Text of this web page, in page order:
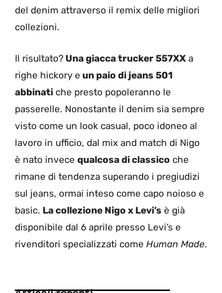
del denim attraverso il remix delle migliori
collezioni.
Il risultato? Una giacca trucker 557XX a
righe hickory e un paio di jeans 501
abbinati che presto popoleranno le
passerelle. Nonostante il denim sia sempre
visto come un look casual, poco idoneo al
lavoro in ufficio, dal mix and match di Nigo
è nato invece qualcosa di classico che
rimane di tendenza superando i pregiudizi
sul jeans, ormai inteso come capo noioso e
basic. La collezione Nigo x Levi’s è già
disponibile dal 6 aprile presso Levi’s e
rivenditori specializzati come Human Made.